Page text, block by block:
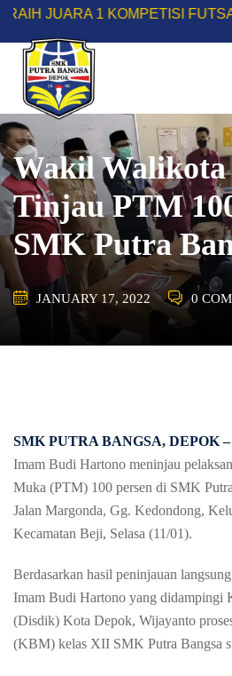
Skip
content
1 KOMPETISI FUTSAL
Wakil Walikota
Tinjau PTM
SMK Putra
JANUARY 17, 2022 0
SMK PUTRA BANGSA, DEPOK –
Imam Budi Hartono meninjau
Muka (PTM) 100 persen di SMK
Jalan Margonda, Gg. Kedondong,
Kecamatan Beji, Selasa (11/01).
Berdasarkan hasil peninjauan
Imam Budi Hartono yang didampingi
(Disdik) Kota Depok, Wijayanto
(KBM) kelas XII SMK Putra Bangsa